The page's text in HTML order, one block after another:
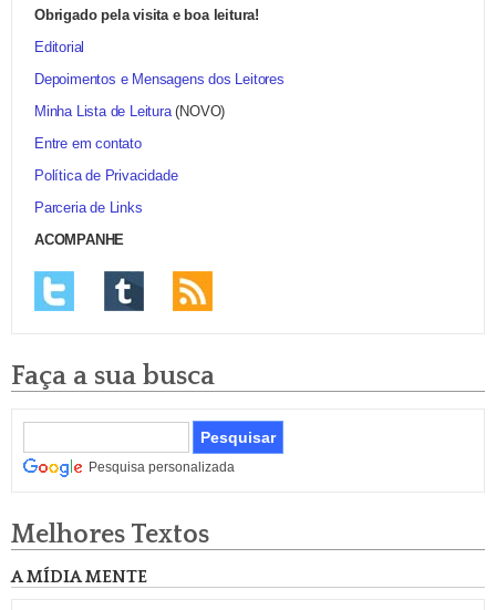
Obrigado pela visita e boa leitura!
Editorial
Depoimentos e Mensagens dos Leitores
Minha Lista de Leitura(NOVO)
Entre em contato
Política de Privacidade
Parceria de Links
ACOMPANHE
Faça a sua busca
Pesquisa personalizada
Melhores Textos
A MÍDIA MENTE